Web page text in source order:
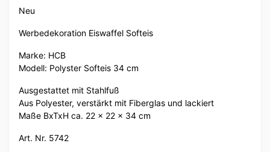
Neu
Werbedekoration Eiswaffel Softeis
Marke: HCB
Modell: Polyster Softeis 34 cm
Ausgestattet mit Stahlfuß
Aus Polyester, verstärkt mit Fiberglas und lackiert
Maße BxTxH ca. 22 x 22 x 34 cm
Art. Nr. 5742